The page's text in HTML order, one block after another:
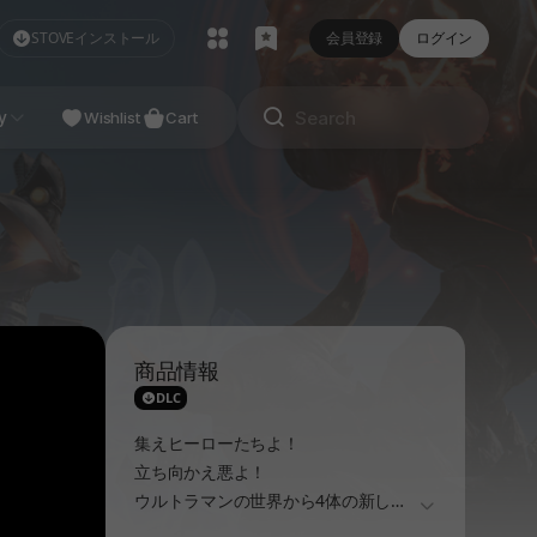
STOVEインストール 会員登録 ログイン
Studio
Wishlist Cart
商品情報
DLC
集えヒーローたちよ！
立ち向かえ悪よ！
ウルトラマンの世界から4体の新しい
더보기